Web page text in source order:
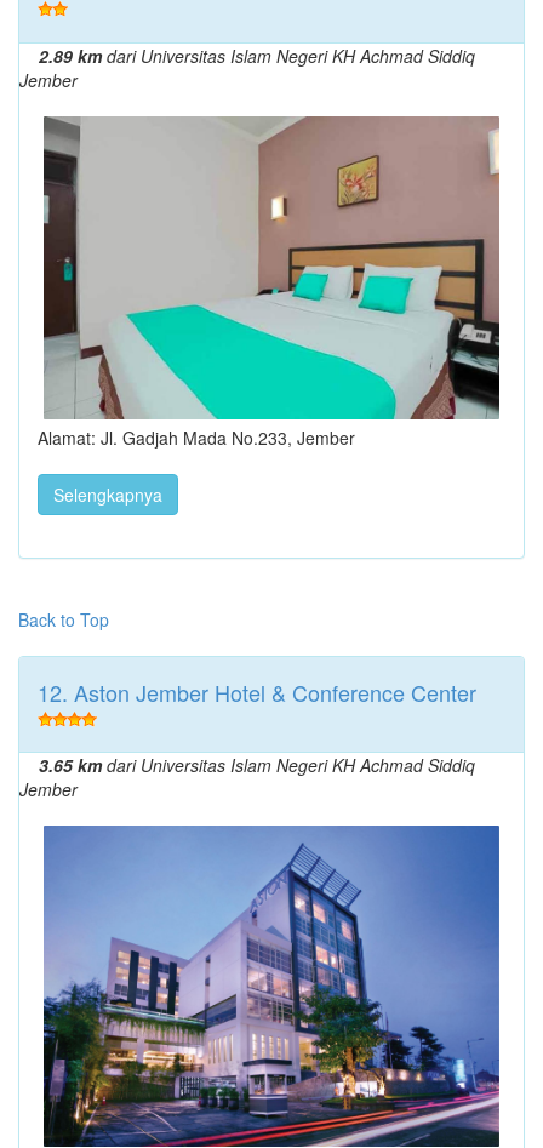
2.89 kmdari Universitas Islam Negeri KH Achmad Siddiq
Jember
Alamat: Jl. Gadjah Mada No.233, Jember
Selengkapnya
Back to Top
12. Aston Jember Hotel & Conference Center
3.65 kmdari Universitas Islam Negeri KH Achmad Siddiq
Jember